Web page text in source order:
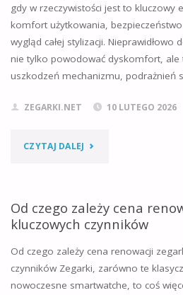
ZEGAREK
SUKIENKI?"
gdy w rzeczywistości jest to kluczowy
komfort użytkowania,
wygląd całej stylizacji.
nie tylko powodować dyskomfort, ale
uszkodzeń mechanizmu, podrażnień
ZEGARKI.NET 10 LUTEGO 2026
CZYTAJ DALEJ "DLACZEGO
DOPASOWANIE
ZEGARKA
JEST
TAK
Od czego zależy cena
kluczowych czynników
Od czego zależy cena renowacji
czynników Zegarki, zarówno te
nowoczesne smartwatche, to coś